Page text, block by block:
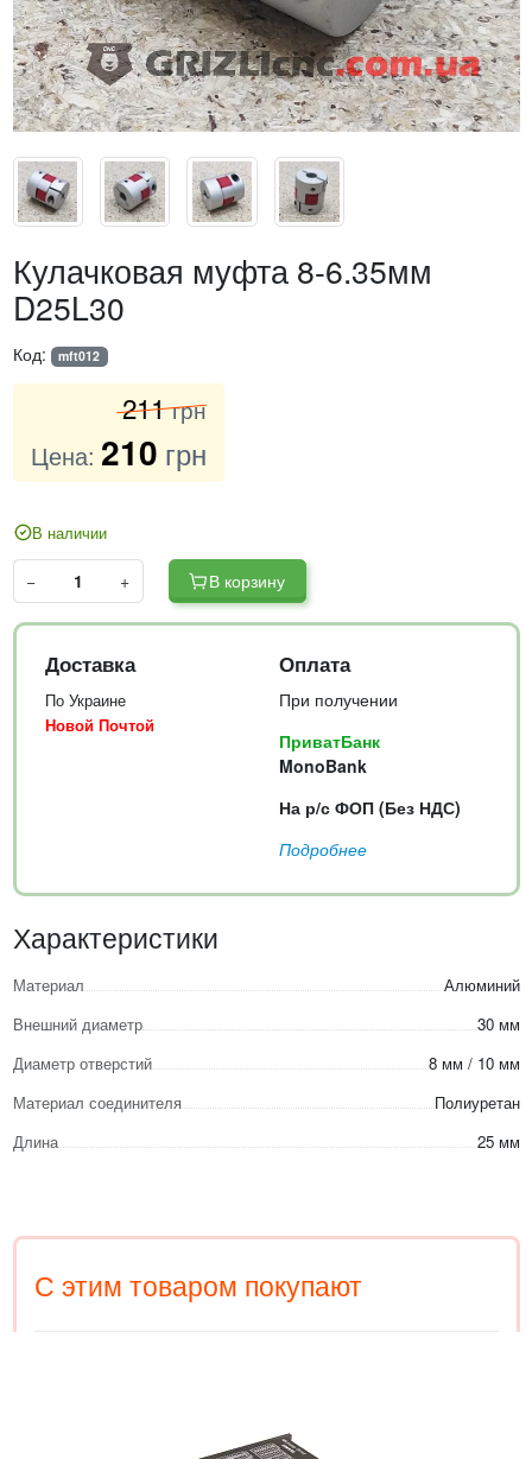
Кулачковая муфта 8-6.35мм
D25L30
Код: mft012
211 грн
Цена: 210 грн
В наличии
− + В корзину
Доставка
По Украине
Новой Почтой
Оплата
При получении
ПриватБанк
MonoBank
На р/с ФОП (Без НДС)
Подробнее
Характеристики
Материал
Алюминий
Внешний диаметр
30 мм
Диаметр отверстий
8 мм / 10 мм
Материал соединителя
Полиуретан
Длина
25 мм
С этим товаром покупают